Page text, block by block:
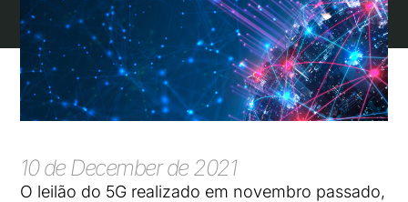
10 de December de 2021
O leilão do 5G realizado em novembro passado,